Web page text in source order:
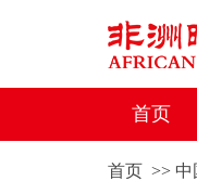
首页
首页>> 中